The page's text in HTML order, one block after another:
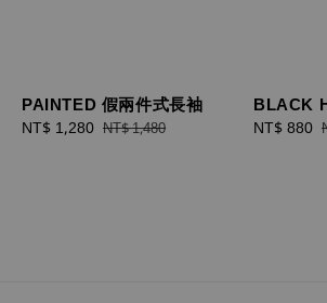
PAINTED 假兩件式長袖
Sale
NT$ 1,280 Regular
NT$ 1,480
BLACK
Sale
NT$ 880